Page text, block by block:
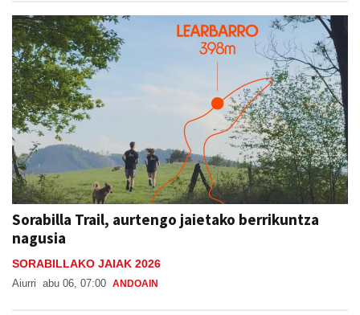
Sorabilla Trail, aurtengo jaietako berrikuntza
nagusia
SORABILLAKO JAIAK 2026
Aiurri abu 06, 07:00 ANDOAIN